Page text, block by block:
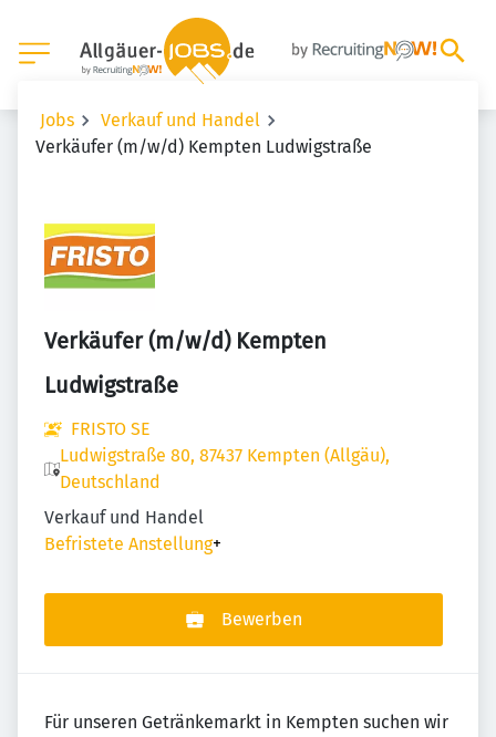
Jobs
Verkauf und Handel
Verkäufer (m/w/d) Kempten Ludwigstraße
Verkäufer (m/w/d) Kempten
Ludwigstraße
FRISTO SE
Ludwigstraße 80, 87437 Kempten (Allgäu),
Deutschland
Verkauf und Handel
Befristete Anstellung+
Bewerben
Für unseren Getränkemarkt in Kempten suchen wir